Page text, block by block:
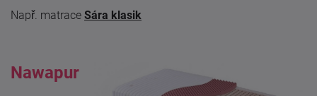
Např. matrace Sára klasik
Nawapur